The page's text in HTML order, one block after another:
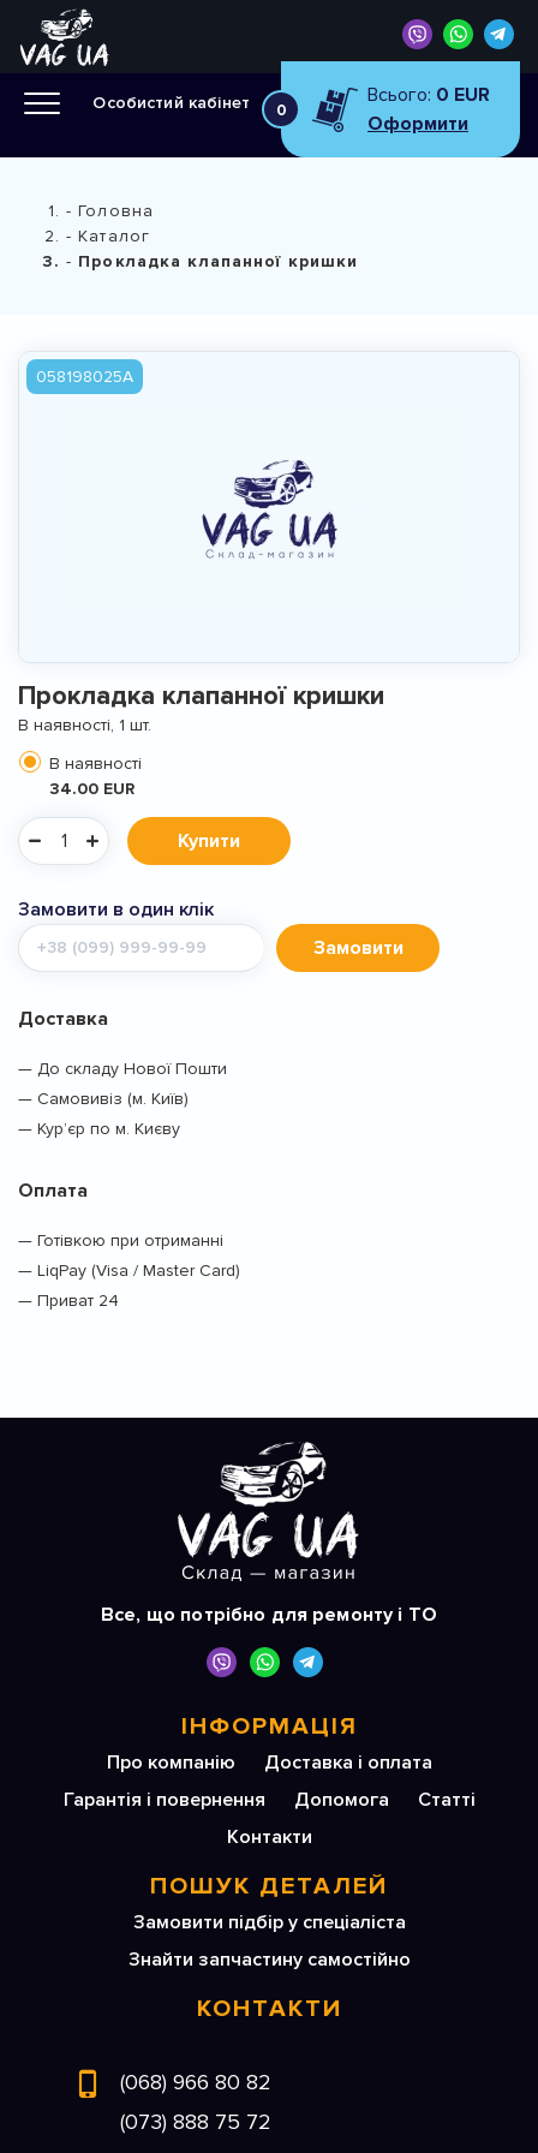
Особистий кабінет 0
Всього: 0 EUR
Оформити
Головна
Каталог
Прокладка клапанної кришки
058198025A
Прокладка клапанної кришки
В наявності, 1 шт.
В наявності
34.00 EUR
Купити
Замовити в один клік
Мобільний
телефон
Замовити
Доставка
— До складу Нової Пошти
— Самовивіз (м. Київ)
— Кур’єр по м. Києву
Оплата
— Готівкою при отриманні
— LiqPay (Visa / Master Card)
— Приват 24
Все, що потрібно для ремонту і ТО
ІНФОРМАЦІЯ
Про компанію
Доставка і оплата
Гарантія і повернення
Допомога
Статті
Контакти
ПОШУК ДЕТАЛЕЙ
Замовити підбір у спеціаліста
Знайти запчастину самостійно
КОНТАКТИ
(068) 966 80 82
(073) 888 75 72